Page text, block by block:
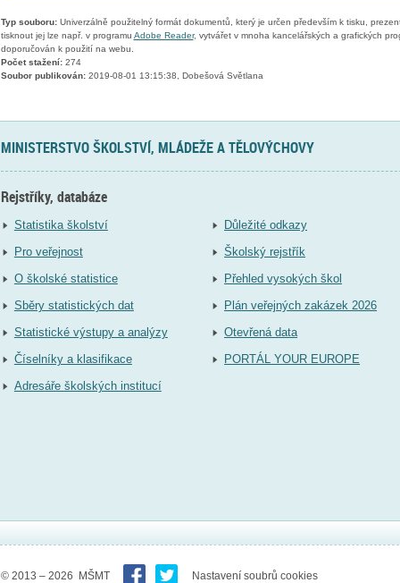
Typ souboru:Univerzálně použitelný formát dokumentů, který je určen především k tisku,
tisknout jej lze např. v programu Adobe Reader, vytvářet v mnoha kancelářských a grafických
doporučován k použití na webu.
Počet stažení:274
Soubor publikován:2019-08-01 13:15:38, Dobešová Světlana
MINISTERSTVO ŠKOLSTVÍ, MLÁDEŽE A TĚLOVÝCHOVY
Rejstříky, databáze
Statistika školství
Pro veřejnost
O školské statistice
Sběry statistických dat
Statistické výstupy a analýzy
Číselníky a klasifikace
Adresáře školských institucí
Důležité odkazy
Školský rejstřík
Přehled vysokých škol
Plán veřejných zakázek 2026
Otevřená data
PORTÁL YOUR EUROPE
© 2013 – 2026 MŠMT Nastavení soubrů cookies